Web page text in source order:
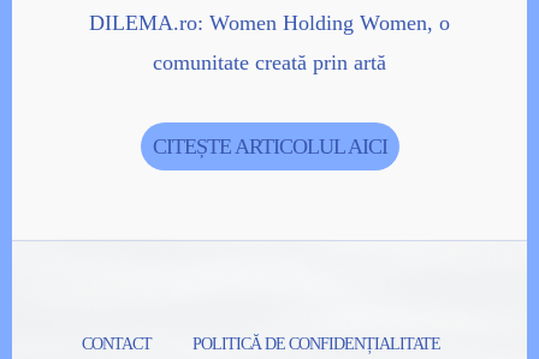
DILEMA.ro: Women Holding Women, o
comunitate creată prin artă
CITEȘTE ARTICOLUL AICI
CONTACT POLITICĂ DE CONFIDENȚIALITATE